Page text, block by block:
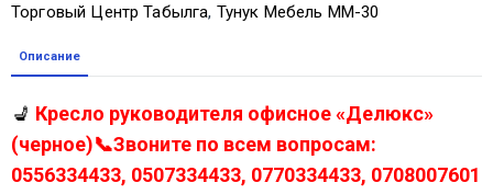
Торговый Центр Табылга, Тунук Мебель ММ-30
Описание
💺 Кресло руководителя офисное «Делюкс»
(черное)📞Звоните по всем вопросам:
0556334433, 0507334433, 0770334433, 0708007601